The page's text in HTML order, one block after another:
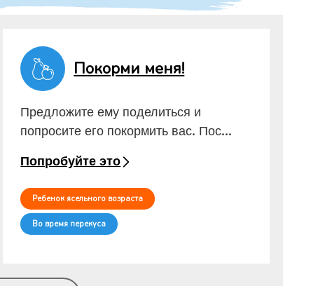
Покорми меня!
Предложите ему поделиться и
попросите его покормить вас. Пос...
Попробуйте это
Ребенок ясельного возраста
Во время перекуса